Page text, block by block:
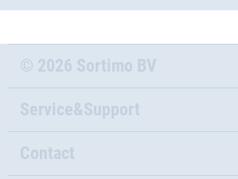
© 2026 Sortimo BV
Service&Support
Contact